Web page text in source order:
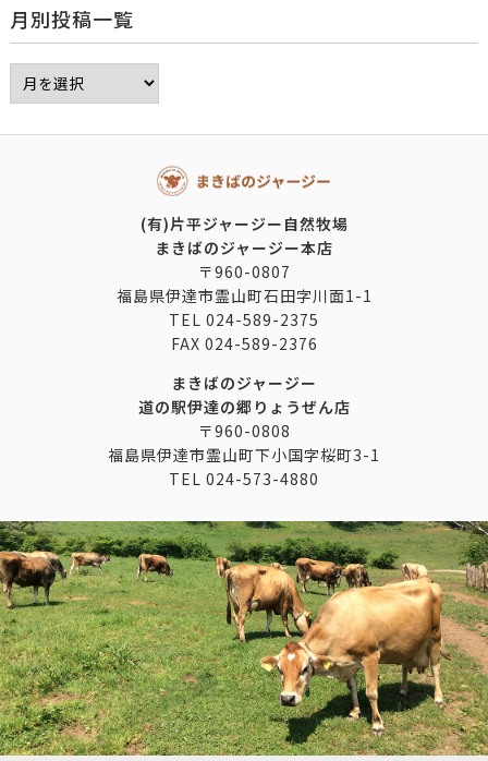
月別投稿一覧
(有)片平ジャージー自然牧場
まきばのジャージー本店
〒960-0807
福島県伊達市霊山町石田字川面1-1
TEL 024-589-2375
FAX 024-589-2376
まきばのジャージー
道の駅伊達の郷りょうぜん店
〒960-0808
福島県伊達市霊山町下小国字桜町3-1
TEL 024-573-4880